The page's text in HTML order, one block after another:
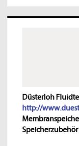
Düsterloh
http://
Speicherzubehör